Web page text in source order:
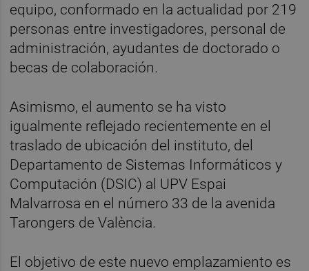
equipo, conformado en la actualidad por 219
personas entre investigadores, personal de
administración, ayudantes de doctorado o
becas de colaboración.
Asimismo, el aumento se ha visto
igualmente reflejado recientemente en el
traslado de ubicación del instituto, del
Departamento de Sistemas Informáticos y
Computación (DSIC) al UPV Espai
Malvarrosa en el número 33 de la avenida
Tarongers de València.
El objetivo de este nuevo emplazamiento es